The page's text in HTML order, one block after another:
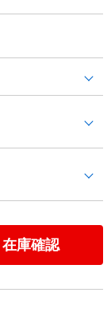
庫確認